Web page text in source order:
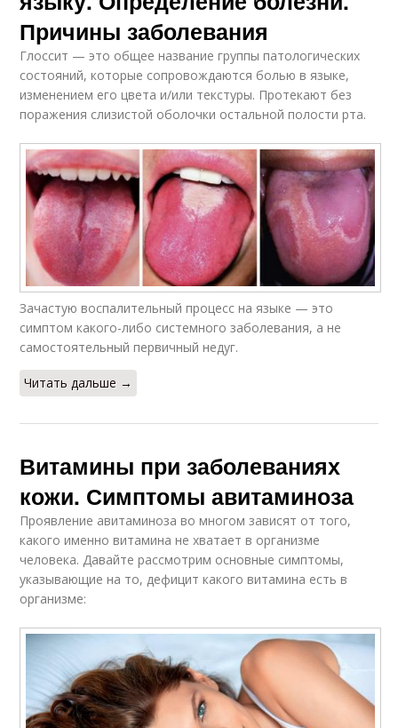
Причины заболевания
Глоссит — это общее название группы патологических
состояний, которые сопровождаются болью в языке,
изменением его цвета и/или текстуры. Протекают без
поражения слизистой оболочки остальной полости рта.
Зачастую воспалительный процесс на языке — это
симптом какого-либо системного заболевания, а не
самостоятельный первичный недуг.
Читать дальше →
Витамины при заболеваниях
кожи. Симптомы авитаминоза
Проявление авитаминоза во многом зависят от того,
какого именно витамина не хватает в организме
человека. Давайте рассмотрим основные симптомы,
указывающие на то, дефицит какого витамина есть в
организме: